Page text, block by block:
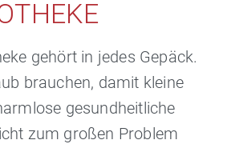
gehört in jedes Gepäck.
brauchen, damit kleine
gesundheitliche
zum großen Problem